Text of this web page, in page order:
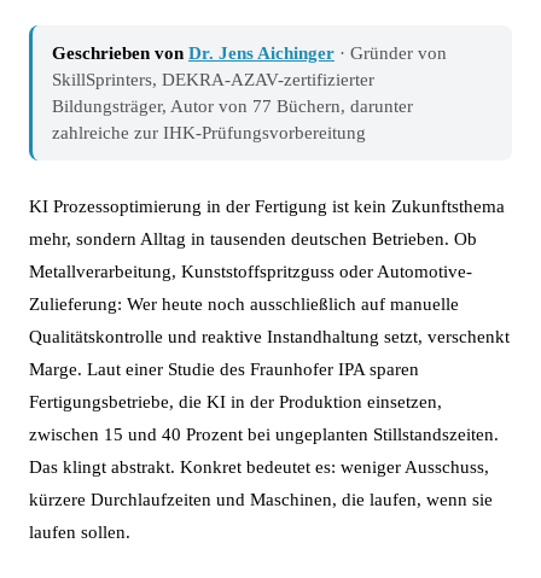
Geschrieben von Dr. Jens Aichinger · Gründer von
SkillSprinters, DEKRA-AZAV-zertifizierter
Bildungsträger, Autor von 77 Büchern, darunter
zahlreiche zur IHK-Prüfungsvorbereitung
KI Prozessoptimierung in der Fertigung ist kein Zukunftsthema
mehr, sondern Alltag in tausenden deutschen Betrieben. Ob
Metallverarbeitung, Kunststoffspritzguss oder Automotive-
Zulieferung: Wer heute noch ausschließlich auf manuelle
Qualitätskontrolle und reaktive Instandhaltung setzt, verschenkt
Marge. Laut einer Studie des Fraunhofer IPA sparen
Fertigungsbetriebe, die KI in der Produktion einsetzen,
zwischen 15 und 40 Prozent bei ungeplanten Stillstandszeiten.
Das klingt abstrakt. Konkret bedeutet es: weniger Ausschuss,
kürzere Durchlaufzeiten und Maschinen, die laufen, wenn sie
laufen sollen.